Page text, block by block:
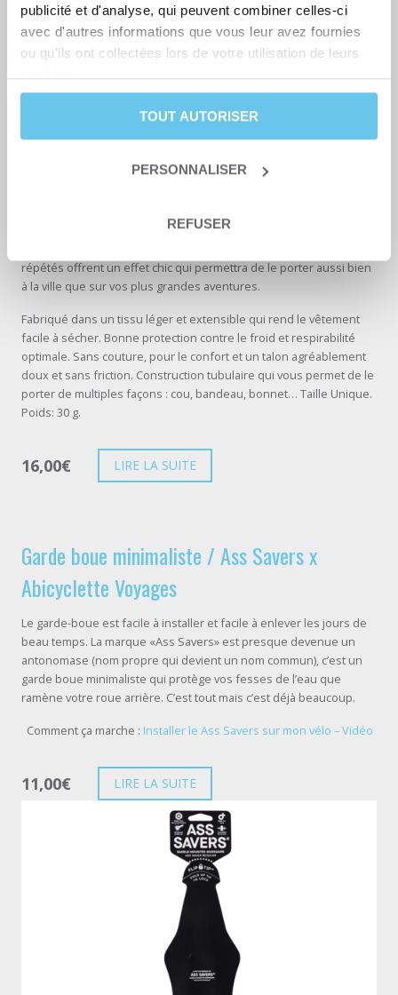
publicité et d'analyse, qui peuvent combiner celles-ci
avec d'autres informations que vous leur avez fournies
ou qu'ils ont collectées lors de votre utilisation de leurs
TOUT AUTORISER
PERSONNALISER
REFUSER
Tour de cou / Bandana Gobik x Abicyclette
quelques kilomètres de Valence et Calp, le Tour de Cou ou
de garder votre cou ou vos oreilles au chaud. Il en faudra 2 si vous
répétés offrent un effet chic qui permettra de le porter aussi bien
à la ville que sur vos plus grandes aventures.
Fabriqué dans un tissu léger et extensible qui rend le vêtement
facile à sécher. Bonne protection contre le froid et respirabilité
optimale. Sans couture, pour le confort et un talon agréablement
doux et sans friction. Construction tubulaire qui vous permet de le
porter de multiples façons : cou, bandeau, bonnet… Taille Unique.
Poids: 30 g.
16,00€ LIRE LA SUITE
Garde boue minimaliste / Ass Savers x
Abicyclette Voyages
Le garde-boue est facile à installer et facile à enlever les jours de
beau temps. La marque «Ass Savers» est presque devenue un
antonomase (nom propre qui devient un nom commun), c’est un
garde boue minimaliste qui protège vos fesses de l’eau que
ramène votre roue arrière. C’est tout mais c’est déjà beaucoup.
Comment ça marche : Installer le Ass Savers sur mon vélo – Vidéo
11,00€ LIRE LA SUITE